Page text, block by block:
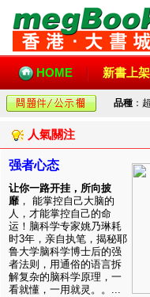
HOME 新書上架
品種 ：
人氣關注
强者心态
让你一路开挂，所向披
靡 ， 能掌控自己大脑的
人，才能掌控自己的命
运！脑科学专家姚乃琳耗
时3年，亲自执笔，揭秘耶
鲁大学脑科学博士后的强
者法则，用通俗的语言拆
解复杂的脑科学原理，一
看就懂，一用就灵。。...